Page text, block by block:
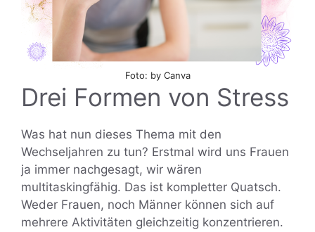
Foto: by Canva
Drei Formen von Stress
Was hat nun dieses Thema mit den
Wechseljahren zu tun? Erstmal wird uns Frauen
ja immer nachgesagt, wir wären
multitaskingfähig. Das ist kompletter Quatsch.
Weder Frauen, noch Männer können sich auf
mehrere Aktivitäten gleichzeitig konzentrieren.